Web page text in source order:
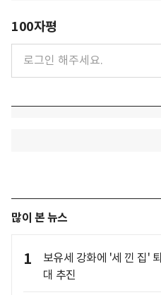
100자평
많이 본 뉴스
1
보유세 강화에 '세 낀 집'
대 추진